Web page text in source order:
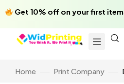
Get 10% off on your first
Home Print Company